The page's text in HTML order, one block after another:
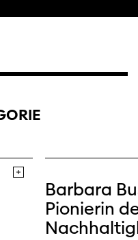
Barbara
Pionierin